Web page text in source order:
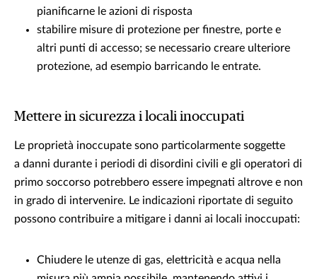
pianificarne le azioni di risposta
stabilire misure di protezione per finestre, porte e
altri punti di accesso; se necessario creare ulteriore
protezione, ad esempio barricando le entrate.
Mettere in sicurezza i locali inoccupati
Le proprietà inoccupate sono particolarmente soggette
a danni durante i periodi di disordini civili e gli operatori di
primo soccorso potrebbero essere impegnati altrove e non
in grado di intervenire. Le indicazioni riportate di seguito
possono contribuire a mitigare i danni ai locali inoccupati:
Chiudere le utenze di gas, elettricità e acqua nella